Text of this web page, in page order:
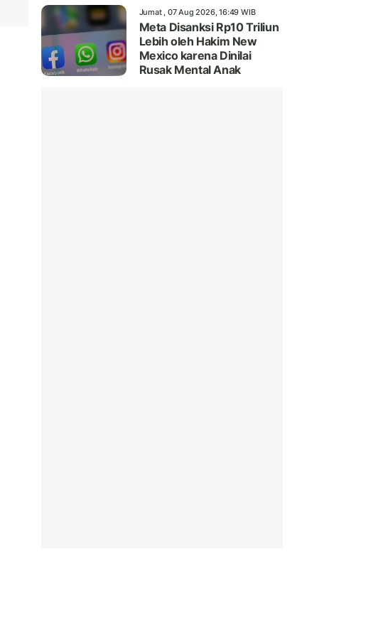
Jumat , 07 Aug 2026, 16:49 WIB
Meta Disanksi Rp10 Triliun
Lebih oleh Hakim New
Mexico karena Dinilai
Rusak Mental Anak